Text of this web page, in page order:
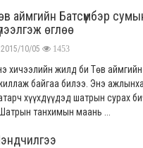
аймгийн Батсүмбэр
өглөө
10/05 1453
хичээлийн жилд би Төв
байгаа билээ. Энэ
хүүхдүүдэд шатрын сурах
танхимын маань ...